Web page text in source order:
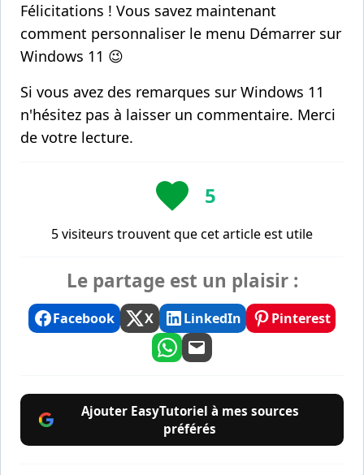
Félicitations ! Vous savez maintenant
comment personnaliser le menu Démarrer sur
Windows 11 😉
Si vous avez des remarques sur Windows 11
n'hésitez pas à laisser un commentaire. Merci
de votre lecture.
5
5 visiteurs trouvent que cet article est utile
Le partage est un plaisir :
Facebook X LinkedIn Pinterest
Ajouter EasyTutoriel à mes sources
préférés